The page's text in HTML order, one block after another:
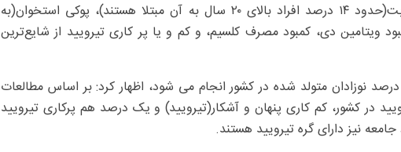
به گفته دکتر عزیزی، ۷۵ درصد چاقی، دیابت(حدود ۱۴ درصد افراد بالای ۲۰ سال به آن مبتلا هستند)، پوکی استخوان(به
ویتامین دی، کمبود مصرف کلسیم، و کم و یا پر کاری تیرویید از شایع‌ترین
وی با بیان اینکه غربالگری تیرویید برای ۹۹ درصد نوزادان متولد شده در کشور انجام می شود، اظهار کرد: بر اساس مطالعات
تیرویید در کشور، کم کاری پنهان و آشکار(تیرویید) و یک درصد هم پرکاری تیرویید